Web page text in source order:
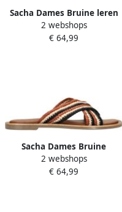
Sacha Dames Bruine leren
gevlochten platte muiltjes
2 webshops
€ 64,99
Sacha Dames Bruine
gevlochten slippers
2 webshops
€ 64,99